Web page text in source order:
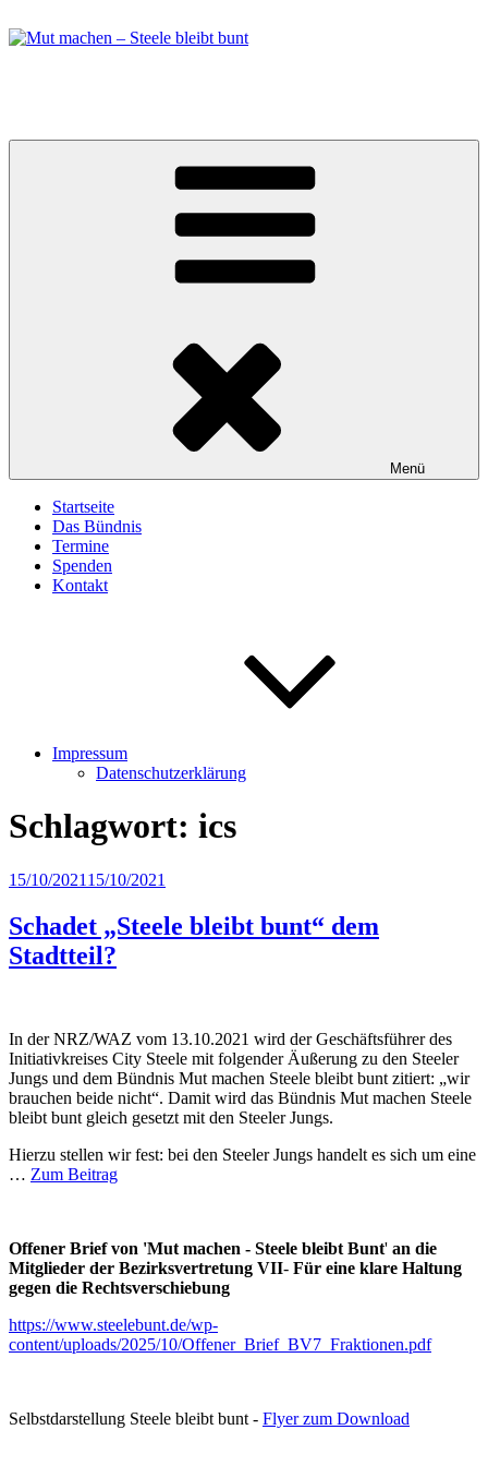
Inhalt
Menü
Startseite
Das Bündnis
Termine
Spenden
Kontakt
Impressum
Datenschutzerklärung
Schlagwort: ics
Veröffentlicht
15/10/2021 15/10/2021
Schadet „Steele bleibt bunt“ dem
Stadtteil?
In der NRZ/WAZ vom 13.10.2021 wird der Geschäftsführer des
Initiativkreises City Steele mit folgender Äußerung zu den Steeler
Jungs und dem Bündnis Mut machen Steele bleibt bunt zitiert: „wir
brauchen beide nicht“. Damit wird das Bündnis Mut machen Steele
bleibt bunt gleich gesetzt mit den Steeler Jungs.
Hierzu stellen wir fest: bei den Steeler Jungs handelt es sich um eine
… Zum Beitrag
Offener Brief von 'Mut machen - Steele bleibt Bunt' an die
Mitglieder der Bezirksvertretung VII- Für eine klare Haltung
gegen die Rechtsverschiebung
https://www.steelebunt.de/wp-
content/uploads/2025/10/Offener_Brief_BV7_Fraktionen.pdf
Selbstdarstellung Steele bleibt bunt - Flyer zum Download